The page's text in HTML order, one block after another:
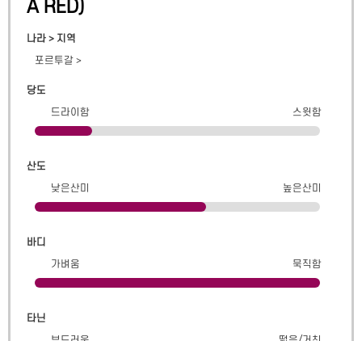
A RED)
나라 > 지역
포르투갈 >
당도
드라이함
스윗함
산도
낮은산미
높은산미
바디
가벼움
묵직함
타닌